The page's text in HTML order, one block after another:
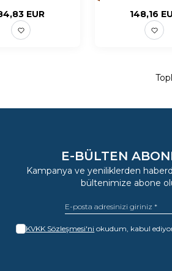
EUR 148,16
E-BÜLTEN
Kampanya ve yeniliklerden
bültenimize abone
KVKK Sözleşmesi'ni okudum, kabul